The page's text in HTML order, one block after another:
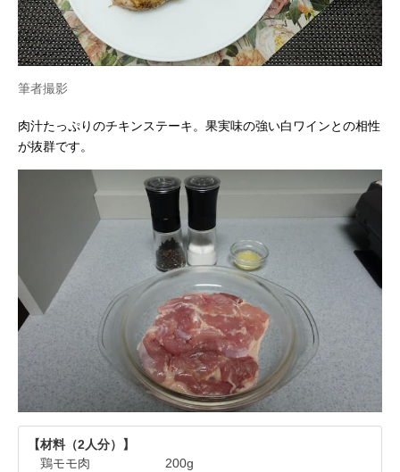
筆者撮影
肉汁たっぷりのチキンステーキ。果実味の強い白ワインとの相性
が抜群です。
【材料（2人分）】
鶏モモ肉 200g